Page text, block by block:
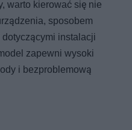
warto kierować się nie
sposobem
instalacji
zapewni wysoki
i bezproblemową